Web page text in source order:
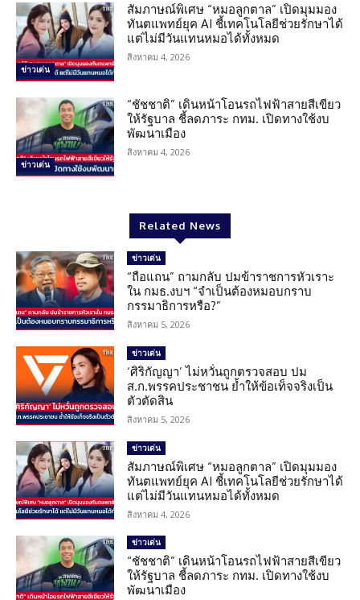
ข่าวเด่น
สัมภาษณ์พิเศษ “หมอลูกตาล” เปิดมุมมอง
ทันตแพทย์ยุค AI ชี้เทคโนโลยีช่วยรักษาได้
แต่ไม่มีวันแทนหมอได้ทั้งหมด
สิงหาคม 4, 2026
ข่าวเด่น
“ชัชชาติ” เดินหน้าโอนรถไฟฟ้าสายสีเขียว
ให้รัฐบาล ชี้ลดภาระ กทม. เปิดทางใช้งบ
พัฒนาเมือง
สิงหาคม 4, 2026
Related News
ข่าวเด่น
“ถือแถน” ถามกลับ ปมข้าราชการหัวเราะ
ใน กมธ.งบฯ “จำเป็นต้องหมอบกราบ
กรรมาธิการหรือ?”
สิงหาคม 5, 2026
ข่าวเด่น
‘ศิริกัญญา’ ไม่หวั่นถูกตรวจสอบ ปม
ส.ก.พรรคประชาชน ย้ำให้ข้อเท็จจริงเป็น
ตัวตัดสิน
สิงหาคม 5, 2026
ข่าวเด่น
สัมภาษณ์พิเศษ “หมอลูกตาล” เปิดมุมมอง
ทันตแพทย์ยุค AI ชี้เทคโนโลยีช่วยรักษาได้
แต่ไม่มีวันแทนหมอได้ทั้งหมด
สิงหาคม 4, 2026
ข่าวเด่น
“ชัชชาติ” เดินหน้าโอนรถไฟฟ้าสายสีเขียว
ให้รัฐบาล ชี้ลดภาระ กทม. เปิดทางใช้งบ
พัฒนาเมือง